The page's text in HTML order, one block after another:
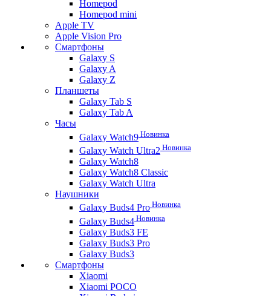
Homepod
Homepod mini
Apple TV
Apple Vision Pro
Смартфоны
Galaxy S
Galaxy A
Galaxy Z
Планшеты
Galaxy Tab S
Galaxy Tab A
Часы
Galaxy Watch9 Новинка
Galaxy Watch Ultra2 Новинка
Galaxy Watch8
Galaxy Watch8 Classic
Galaxy Watch Ultra
Наушники
Galaxy Buds4 Pro Новинка
Galaxy Buds4 Новинка
Galaxy Buds3 FE
Galaxy Buds3 Pro
Galaxy Buds3
Смартфоны
Xiaomi
Xiaomi POCO